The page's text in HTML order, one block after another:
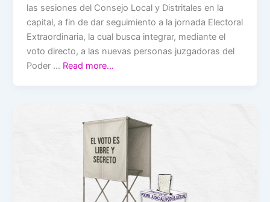
las sesiones del Consejo Local y Distritales en la
capital, a fin de dar seguimiento a la jornada Electoral
Extraordinaria, la cual busca integrar, mediante el
voto directo, a las nuevas personas juzgadoras del
Poder … Read more…